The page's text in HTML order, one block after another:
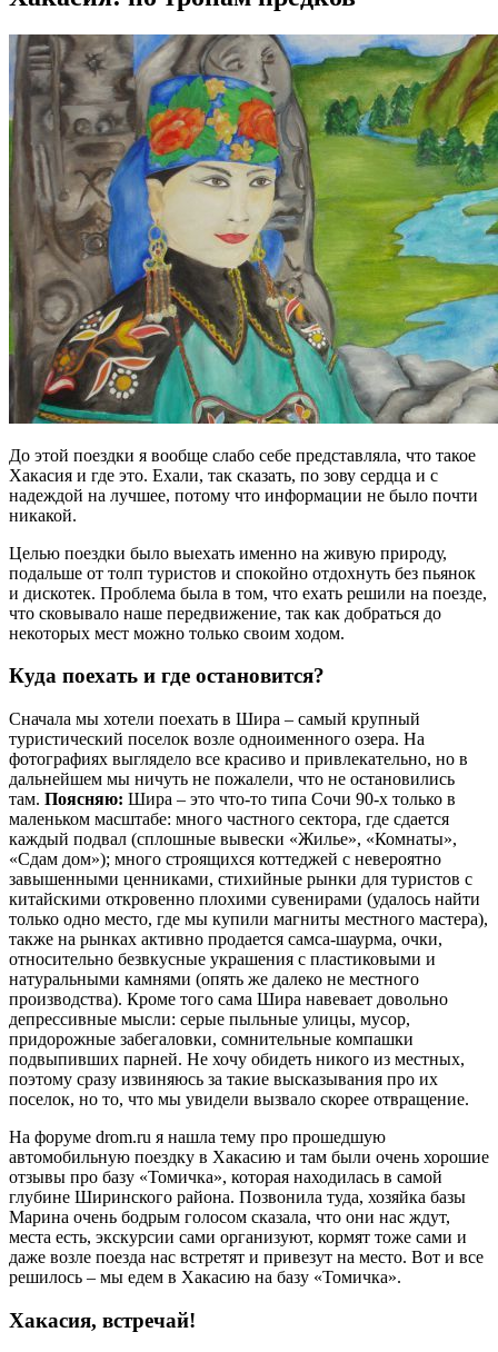
До этой поездки я вообще слабо себе представляла, что такое
Хакасия и где это. Ехали, так сказать, по зову сердца и с
надеждой на лучшее, потому что информации не было почти
никакой.
Целью поездки было выехать именно на живую природу,
подальше от толп туристов и спокойно отдохнуть без пьянок
и дискотек. Проблема была в том, что ехать решили на поезде,
что сковывало наше передвижение, так как добраться до
некоторых мест можно только своим ходом.
Куда поехать и где остановится?
Сначала мы хотели поехать в Шира – самый крупный
туристический поселок возле одноименного озера. На
фотографиях выглядело все красиво и привлекательно, но в
дальнейшем мы ничуть не пожалели, что не остановились
там. Поясняю: Шира – это что-то типа Сочи 90-х только в
маленьком масштабе: много частного сектора, где сдается
каждый подвал (сплошные вывески «Жилье», «Комнаты»,
«Сдам дом»); много строящихся коттеджей с невероятно
завышенными ценниками, стихийные рынки для туристов с
китайскими откровенно плохими сувенирами (удалось найти
только одно место, где мы купили магниты местного мастера),
также на рынках активно продается самса-шаурма, очки,
относительно безвкусные украшения с пластиковыми и
натуральными камнями (опять же далеко не местного
производства). Кроме того сама Шира навевает довольно
депрессивные мысли: серые пыльные улицы, мусор,
придорожные забегаловки, сомнительные компашки
подвыпивших парней. Не хочу обидеть никого из местных,
поэтому сразу извиняюсь за такие высказывания про их
поселок, но то, что мы увидели вызвало скорее отвращение.
На форуме drom.ru я нашла тему про прошедшую
автомобильную поездку в Хакасию и там были очень хорошие
отзывы про базу «Томичка», которая находилась в самой
глубине Ширинского района. Позвонила туда, хозяйка базы
Марина очень бодрым голосом сказала, что они нас ждут,
места есть, экскурсии сами организуют, кормят тоже сами и
даже возле поезда нас встретят и привезут на место. Вот и все
решилось – мы едем в Хакасию на базу «Томичка».
Хакасия, встречай!